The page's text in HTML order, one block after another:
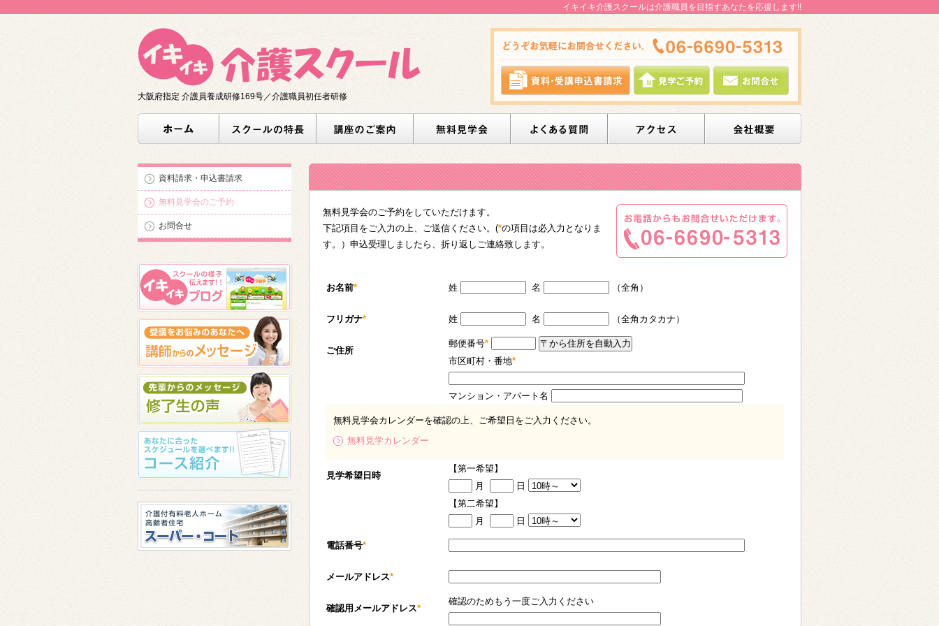
イキイキ介護スクールは介護職員を目指すあなたを応援します!!
大阪府指定 介護員養成研修169号／介護職員初任者研修
資料請求・申込書請求
無料見学会のご予約
お問合せ
無料見学会のご予約をしていただけます。
下記項目をご入力の上、ご送信ください。(*の項目は必入力となりま
す。）申込受理しましたら、折り返しご連絡致します。
お名前* 姓 名 （全角）
フリガナ* 姓 名 （全角カタカナ）
ご住所
郵便番号*
市区町村・番地*
マンション・アパート名
無料見学会カレンダーを確認の上、ご希望日をご入力ください。
無料見学カレンダー
見学希望日時
【第一希望】
月
日
【第二希望】
月
日
電話番号*
メールアドレス*
確認用メールアドレス*
確認のためもう一度ご入力ください